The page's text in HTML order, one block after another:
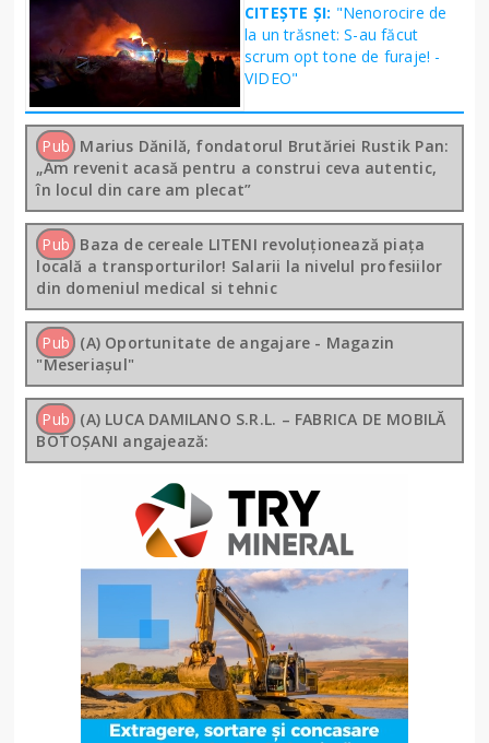
CITEȘTE ȘI: "Nenorocire de
la un trăsnet: S-au făcut
scrum opt tone de furaje! -
VIDEO"
Pub Marius Dănilă, fondatorul Brutăriei Rustik Pan:
„Am revenit acasă pentru a construi ceva autentic,
în locul din care am plecat”
Pub Baza de cereale LITENI revoluționează piața
locală a transporturilor! Salarii la nivelul profesiilor
din domeniul medical si tehnic
Pub (A) Oportunitate de angajare - Magazin
"Meseriașul"
Pub (A) LUCA DAMILANO S.R.L. – FABRICA DE MOBILĂ
BOTOȘANI angajează: